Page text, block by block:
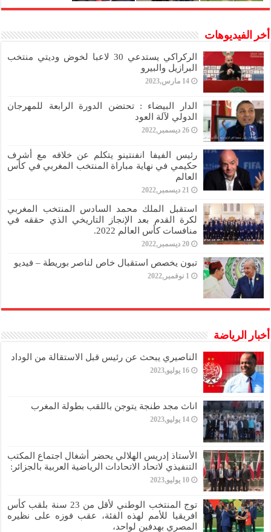
أخر الفيديوهات
الركراكي يستدعي 30 لاعبا لخوض وديتي منتخب
البرازيل والبيرو
14 مارس,2023
الدار البيضاء : تحتضن الدورة الرابعة للمهرجان
الدولي لآلة العود
26 ديسمبر,2022
رئيس الفيفا انفنتينو يتكلم عن خلافه مع أشرف
حكيمي في نهاية مباراة المنتخب المغربي في كأس
العالم
21 ديسمبر,2022
استقبل الملك محمد السادس المنتخب المغربي
لكرة القدم بعد الإنجاز التاريخي الذي حققه في
منافسات كأس العالم 2022.
20 ديسمبر,2022
تبون يخصص استقبال خاص لناصر بوريطة – فيديو
1 نوفمبر,2022
أخبار الرياضة
الناصيري يبحث عن رئيس قبل الاستقالة من الوداد
16 يوليو,2023
اناث مجد طنجة يتوجن باللقب بطولة المغرب
14 يوليو,2023
الأستاذ إدريس الهلالي يحضر أشغال اجتماع المكتب
التنفيذي لاتحاد الاتحادات الرياضية العربية بالجزائر:
10 يوليو,2023
توج المنتخب الوطني لأقل من 23 سنة بلقب كأس
افريقيا للأمم لهذه الفئة، عقب فوزه على نظيره
المصري بهدفين لواحد،